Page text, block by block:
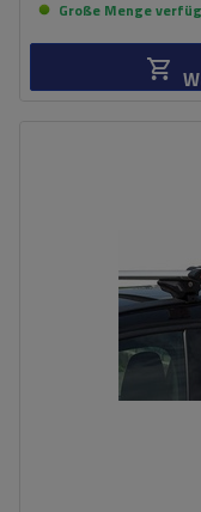
Große Menge